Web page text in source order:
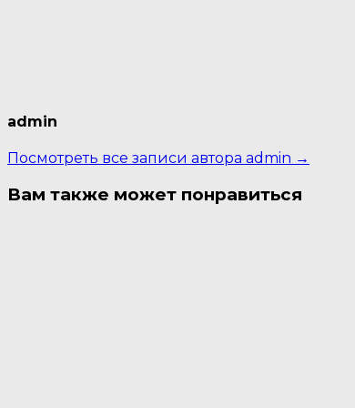
admin
Посмотреть все записи автора admin →
Вам также может понравиться